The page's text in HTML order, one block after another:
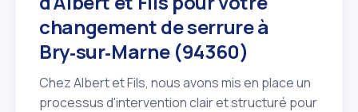
changement de serrure à
Bry‑sur‑Marne (94360)
Chez Albert et Fils, nous avons mis en place un
processus d'intervention clair et structuré pour